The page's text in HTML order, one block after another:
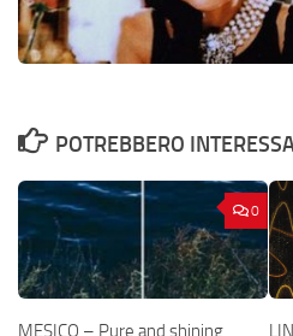
POTREBBERO
0
MESICO – Pure and shining